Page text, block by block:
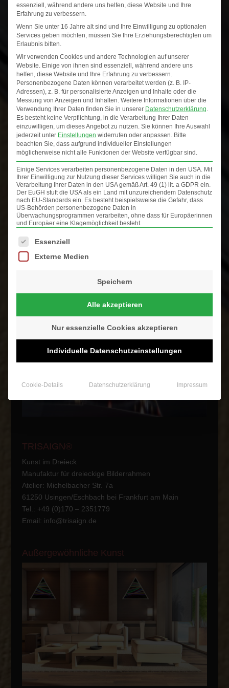
Kategorien
Allgemein
Hinter den Kulissen
Im Alltag
Inspiration
Produktdesign
Projekte
Triangle Frames
Kunst im Dreieck
Außergewöhnliche Bilderrahmen
TRISAIGN®
Kunst im Dreieck
Manufaktur für dreieckige Bilderrahmen
Atelier: Michelbacher Str. 7a
61250 Usingen/Eschbach bei Frankfurt am Main
Tel.: +49 ‭(0)170 – 2351779
Email: info@trisaign.de
Außergewöhnliche Kunst
essenziell, während andere uns helfen, diese Website und Ihre
Erfahrung zu verbessern.
Wenn Sie unter 16 Jahre alt sind und Ihre Einwilligung zu optionalen
Services geben möchten, müssen Sie Ihre Erziehungsberechtigten um
Erlaubnis bitten.
Wir verwenden Cookies und andere Technologien auf unserer
Website. Einige von ihnen sind essenziell, während andere uns
helfen, diese Website und Ihre Erfahrung zu verbessern.
Personenbezogene Daten können verarbeitet werden (z. B. IP-
Adressen), z. B. für personalisierte Anzeigen und Inhalte oder die
Messung von Anzeigen und Inhalten. Weitere Informationen über die
Verwendung Ihrer Daten finden Sie in unserer Datenschutzerklärung
Es besteht keine Verpflichtung, in die Verarbeitung Ihrer Daten
einzuwilligen, um dieses Angebot zu nutzen. Sie können Ihre Auswahl
jederzeit unter Einstellungen widerrufen oder anpassen. Bitte
beachten Sie, dass aufgrund individueller Einstellungen
möglicherweise nicht alle Funktionen der Website verfügbar sind.
Einige Services verarbeiten personenbezogene Daten in den USA. Mit
Ihrer Einwilligung zur Nutzung dieser Services willigen Sie auch in die
Verarbeitung Ihrer Daten in den USA gemäß Art. 49 (1) lit. a GDPR ein.
Der EuGH stuft die USA als ein Land mit unzureichendem Datenschutz
nach EU-Standards ein. Es besteht beispielsweise die Gefahr, dass
US-Behörden personenbezogene Daten in
Überwachungsprogrammen verarbeiten, ohne dass für Europäerinnen
und Europäer eine Klagemöglichkeit besteht.
Es folgt eine Liste der Service-Gruppen, für die eine
Essenziell
Externe Medien
Speichern
Alle akzeptieren
Nur essenzielle Cookies akzeptieren
Individuelle Datenschutzeinstellungen
Cookie-Details Datenschutzerklärung Impressum